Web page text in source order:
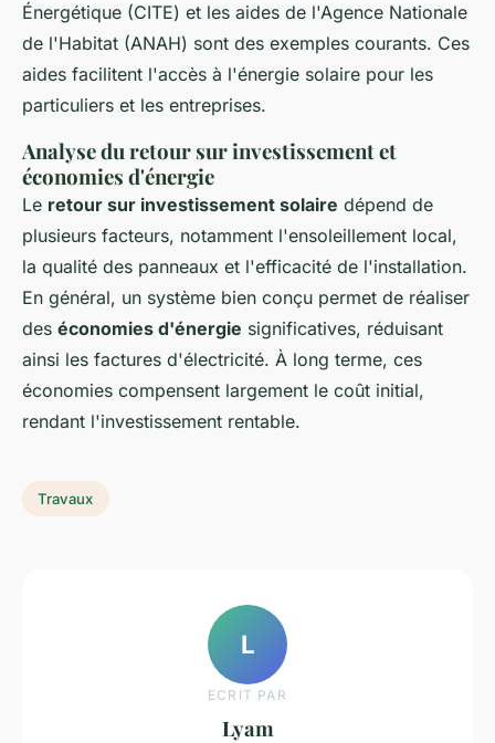
Énergétique (CITE) et les aides de l'Agence Nationale
de l'Habitat (ANAH) sont des exemples courants. Ces
aides facilitent l'accès à l'énergie solaire pour les
particuliers et les entreprises.
Analyse du retour sur investissement et
économies d'énergie
Le retour sur investissement solaire dépend de
plusieurs facteurs, notamment l'ensoleillement local,
la qualité des panneaux et l'efficacité de l'installation.
En général, un système bien conçu permet de réaliser
des économies d'énergie significatives, réduisant
ainsi les factures d'électricité. À long terme, ces
économies compensent largement le coût initial,
rendant l'investissement rentable.
Travaux
L
ECRIT PAR
Lyam